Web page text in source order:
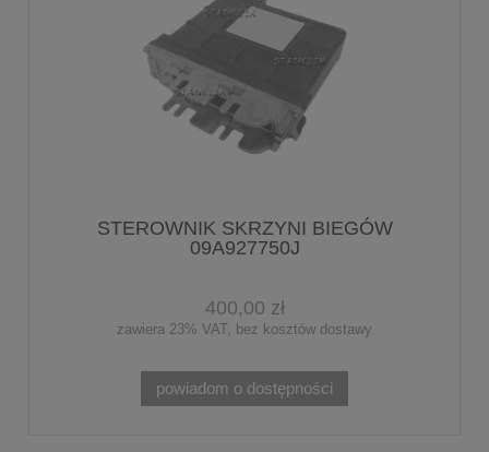
STEROWNIK SKRZYNI BIEGÓW
09A927750J
400,00 zł
zawiera 23% VAT, bez kosztów dostawy
powiadom o dostępności